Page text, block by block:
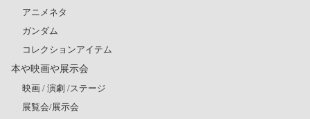
アニメネタ
ガンダム
コレクションアイテム
本や映画や展示会
映画 / 演劇 /ステージ
展覧会/展示会